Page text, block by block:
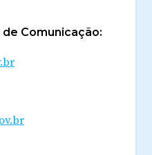
Comunicação: